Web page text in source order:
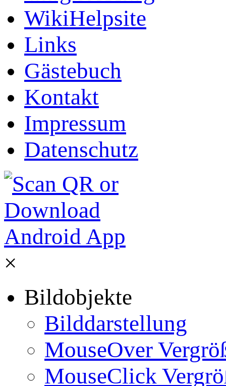
WikiHelpsite
Links
Gästebuch
Kontakt
Impressum
Datenschutz
×
Bildobjekte
Bilddarstellung
MouseOver
MouseClick